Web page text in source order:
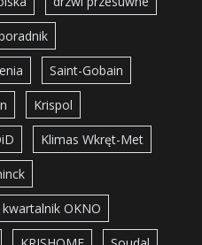
Saint-Gobain
Krispol
Klimas Wkręt-Met
kwartalnik OKNO